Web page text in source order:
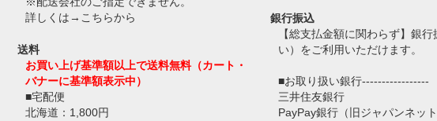
詳しくは→ こちらから
送料
お買い上げ基準額以上で送料無料（カート・
バナーに基準額表示中）
■宅配便
北海道：1,800円
銀行振込
【総支払金額に関わらず】銀
い）をご利用いただけます。
■お取り扱い銀行-----------------
三井住友銀行
PayPay銀行（旧ジャパンネット